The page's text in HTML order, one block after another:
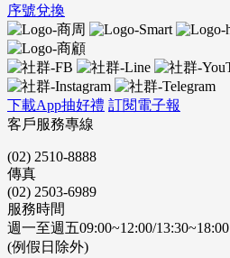
序號兌換
下載App抽好禮 訂閱電子報
客戶服務專線
(02) 2510-8888
傳真
(02) 2503-6989
服務時間
週一至週五09:00~12:00/13:30~18:00
(例假日除外)